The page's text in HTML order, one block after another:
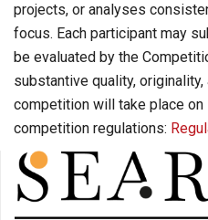
projects, or analyses
focus. Each participant may
be evaluated by the
substantive quality,
competition will take place on
competition regulations: